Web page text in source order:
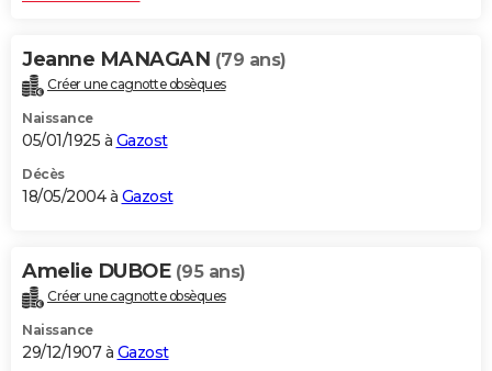
Jeanne MANAGAN (79 ans)
Créer une cagnotte obsèques
Naissance
05/01/1925 à Gazost
Décès
18/05/2004 à Gazost
Amelie DUBOE (95 ans)
Créer une cagnotte obsèques
Naissance
29/12/1907 à Gazost